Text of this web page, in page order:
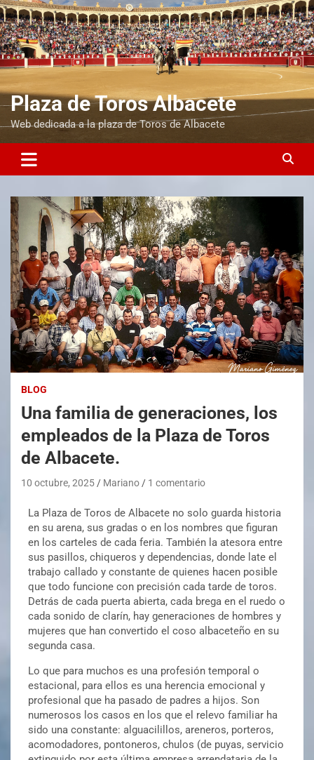
Plaza de Toros Albacete
Web dedicada a la plaza de Toros de Albacete
BLOG
Una familia de generaciones, los
empleados de la Plaza de Toros
de Albacete.
10 octubre, 2025 Mariano 1 comentario
La Plaza de Toros de Albacete no solo guarda historia
en su arena, sus gradas o en los nombres que figuran
en los carteles de cada feria. También la atesora entre
sus pasillos, chiqueros y dependencias, donde late el
trabajo callado y constante de quienes hacen posible
que todo funcione con precisión cada tarde de toros.
Detrás de cada puerta abierta, cada brega en el ruedo o
cada sonido de clarín, hay generaciones de hombres y
mujeres que han convertido el coso albaceteño en su
segunda casa.
Lo que para muchos es una profesión temporal o
estacional, para ellos es una herencia emocional y
profesional que ha pasado de padres a hijos. Son
numerosos los casos en los que el relevo familiar ha
sido una constante: alguacilillos, areneros, porteros,
acomodadores, pontoneros, chulos (de puyas, servicio